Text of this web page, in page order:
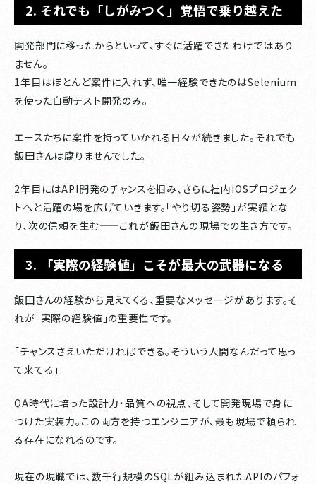
2. それでも「しがみつく」覚悟で乗り越えた
開発部門に移ったからといって、すぐに活躍できたわけではあり
ません。
1年目はほとんど案件に入れず、唯一経験できたのはSelenium
を使った自動テスト開発のみ。
エースたちに案件を持っていかれる日々が続きました。それでも
飯田さんは腐りませんでした。
2年目にはAPI開発のチャンスを掴み、さらに社内iOSプロジェク
トへと活躍の場を広げていきます。「やり切る姿勢」が実績とな
り、次の信頼を生む——これが飯田さんの現場での生き方です。
3. 「実際の経験値」こそが最大の武器になる
飯田さんの経験から見えてくる、重要なメッセージがあります。そ
れが「実際の経験値」の重要性です。
「チャンスさえいただければできる。そういう人間なんだって思っ
て来てる」
QA時代に培った設計力・品質への視点、そして開発現場で身に
つけた実装力。この両方を持つエンジニアが、最も現場で頼られ
る存在になれるのです。
現在の現職では、数千行規模のSQLが組み込まれたAPIのパフォ